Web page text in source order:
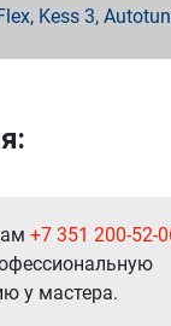
Kess 3,
+7 351 200-52-
у мастера.